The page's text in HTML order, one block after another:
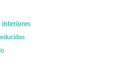
interiores